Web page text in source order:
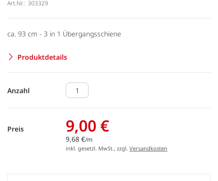
Art.Nr.: 303329
ca. 93 cm - 3 in 1 Übergangsschiene
Produktdetails
Anzahl
Preis 9,00 €
9,68 €/m
inkl. gesetzl. MwSt., zzgl. Versandkosten